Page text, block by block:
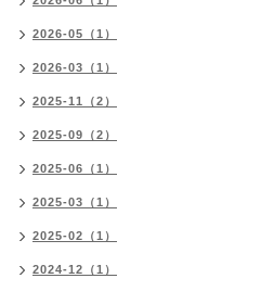
2026-05（1）
2026-03（1）
2025-11（2）
2025-09（2）
2025-06（1）
2025-03（1）
2025-02（1）
2024-12（1）